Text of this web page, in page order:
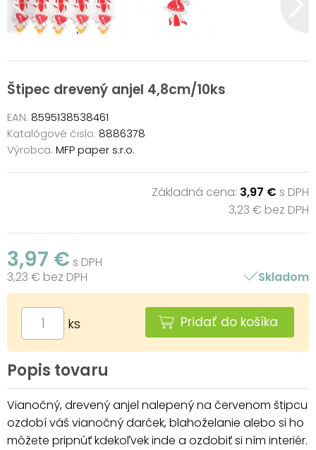
Štipec drevený anjel 4,8cm/10ks
EAN: 8595138538461
Katalógové čislo: 8886378
Výrobca: MFP paper s.r.o.
Základná cena: 3,97 € s DPH
3,23 € bez DPH
3,97 € s DPH
3,23 € bez DPH
Skladom
ks Pridať do košíka
Popis tovaru
Vianočný, drevený anjel nalepený na červenom štipcu
ozdobí váš vianočný darček, blahoželanie alebo si ho
môžete pripnúť kdekoľvek inde a ozdobiť si ním interiér.